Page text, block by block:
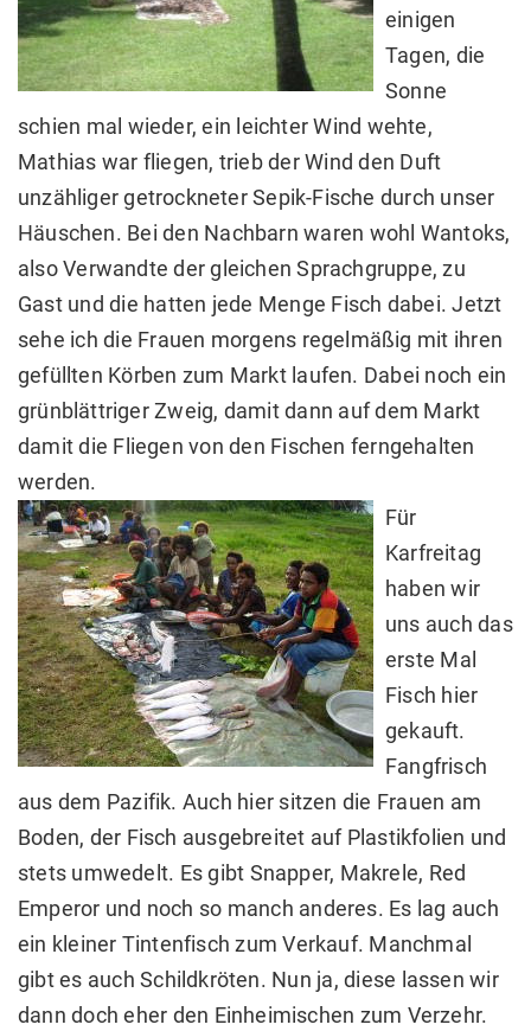
einigen
Tagen, die
Sonne
schien mal wieder, ein leichter Wind wehte,
Mathias war fliegen, trieb der Wind den Duft
unzähliger getrockneter Sepik-Fische durch unser
Häuschen. Bei den Nachbarn waren wohl Wantoks,
also Verwandte der gleichen Sprachgruppe, zu
Gast und die hatten jede Menge Fisch dabei. Jetzt
sehe ich die Frauen morgens regelmäßig mit ihren
gefüllten Körben zum Markt laufen. Dabei noch ein
grünblättriger Zweig, damit dann auf dem Markt
damit die Fliegen von den Fischen ferngehalten
werden.
Für
Karfreitag
haben wir
uns auch das
erste Mal
Fisch hier
gekauft.
Fangfrisch
aus dem Pazifik. Auch hier sitzen die Frauen am
Boden, der Fisch ausgebreitet auf Plastikfolien und
stets umwedelt. Es gibt Snapper, Makrele, Red
Emperor und noch so manch anderes. Es lag auch
ein kleiner Tintenfisch zum Verkauf. Manchmal
gibt es auch Schildkröten. Nun ja, diese lassen wir
dann doch eher den Einheimischen zum Verzehr.